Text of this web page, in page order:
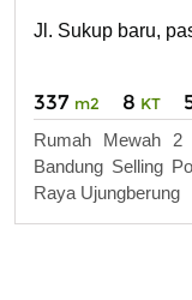
Jl. Sukup baru,
337 m2 8 KT
Rumah Mewah 2
Bandung Selling
Raya Ujungberung